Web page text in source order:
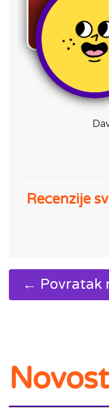
Recenzije
← Povratak